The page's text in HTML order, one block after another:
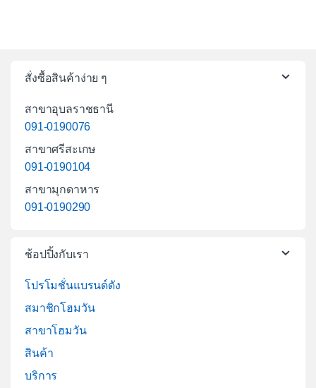
สั่งซื้อสินค้าง่าย ๆ
สาขาอุบลราชธานี
091-0190076
สาขาศรีสะเกษ
091-0190104
สาขามุกดาหาร
091-0190290
ช้อปปิ้งกับเรา
โปรโมชั่นแบรนด์ดัง
สมาชิกโฮมวัน
สาขาโฮมวัน
สินค้า
บริการ